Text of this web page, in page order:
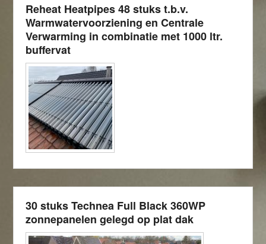
Reheat Heatpipes 48 stuks t.b.v.
Warmwatervoorziening en Centrale
Verwarming in combinatie met 1000 ltr.
buffervat
30 stuks Technea Full Black 360WP
zonnepanelen gelegd op plat dak